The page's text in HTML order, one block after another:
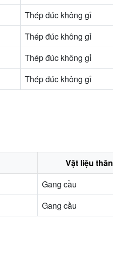
Thép đúc không gỉ
Thép đúc không gỉ
Thép đúc không gỉ
Thép đúc không gỉ
Vật liệu thân
Gang cầu
Gang cầu